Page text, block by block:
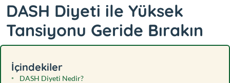
DASH Diyeti ile Yüksek
Tansiyonu Geride Bırakın
İçindekiler
DASH Diyeti Nedir?